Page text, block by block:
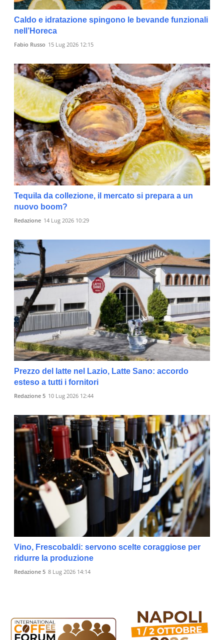
Caldo e idratazione spingono le bevande funzionali
nell’Horeca
Fabio Russo 15 Lug 2026 12:15
Tequila da collezione, il mercato si prepara a un
nuovo boom?
Redazione 14 Lug 2026 10:29
Prezzo del latte nel Lazio, Latte Sano: accordo
esteso a tutti i fornitori
Redazione 5 10 Lug 2026 12:44
Vino, Frescobaldi: servono scelte coraggiose per
ridurre la produzione
Redazione 5 8 Lug 2026 14:14